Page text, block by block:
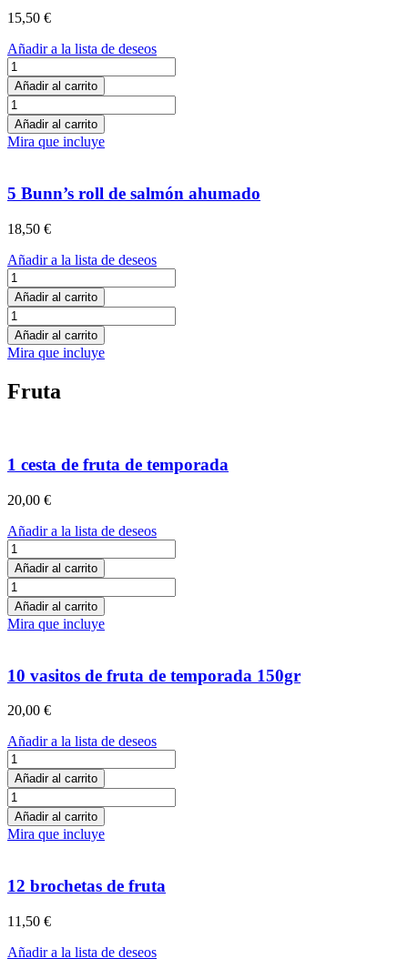
15,50 €
Añadir a la lista de deseos
5
Bunn’s
roll
pavo
queso
y
Añadir al carrito
5
Bunn’s
roll
pavo
y
rúcula
Añadir al carrito
Mira que incluye
5 Bunn’s roll de salmón ahumado
18,50 €
Añadir a la lista de deseos
5
Bunn’s
roll
de
salmón
ahumado
Añadir al carrito
5
Bunn’s
roll
de
ahumado
Añadir al carrito
Mira que incluye
Fruta
1 cesta de fruta de temporada
20,00 €
Añadir a la lista de deseos
1
cesta
de
fruta
de
temporada
Añadir al carrito
1
cesta
de
fruta
temporada
cantidad
Añadir al carrito
Mira que incluye
10 vasitos de fruta de temporada 150gr
20,00 €
Añadir a la lista de deseos
10
vasitos
de
fruta
de
temporada
Añadir al carrito
10
vasitos
de
fruta
temporada
150gr
Añadir al carrito
Mira que incluye
12 brochetas de fruta
11,50 €
Añadir a la lista de deseos